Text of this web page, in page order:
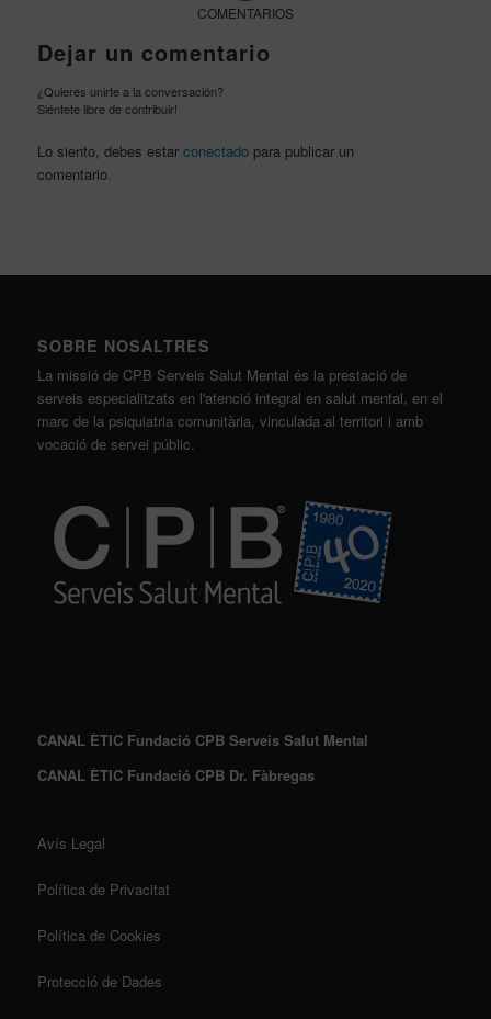
COMENTARIOS
Dejar un comentario
¿Quieres unirte a la conversación?
Siéntete libre de contribuir!
Lo siento, debes estar conectadopara publicar un
comentario.
SOBRE NOSALTRES
La missió de CPB Serveis Salut Mental és la prestació de
serveis especialitzats en l'atenció integral en salut mental, en el
marc de la psiquiatria comunitària, vinculada al territori i amb
vocació de servei públic.
CANAL ÈTIC Fundació CPB Serveis Salut Mental
CANAL ÈTIC Fundació CPB Dr. Fàbregas
Avís Legal
Política de Privacitat
Política de Cookies
Protecció de Dades